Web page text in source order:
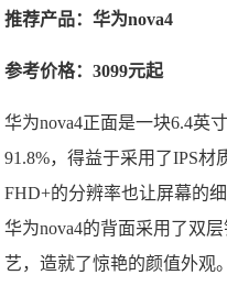
推荐产品：华为nova4
参考价格：3099元起
华为nova4正面是一块6.4英
91.8%，得益于采用了IPS
FHD+的分辨率也让屏幕的
华为nova4的背面采用了双
艺，造就了惊艳的颜值外观。